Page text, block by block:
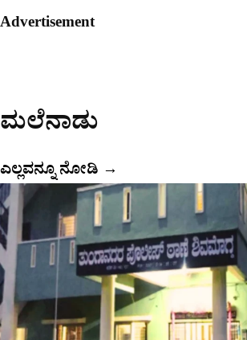
Advertisement
ಮಲೆನಾಡು
ಎಲ್ಲವನ್ನೂ ನೋಡಿ →